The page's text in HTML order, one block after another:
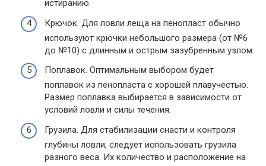
истиранию.
Крючок. Для ловли леща на пенопласт обычно
используют крючки небольшого размера (от №6
до №10) с длинным и острым зазубренным узлом.
Поплавок. Оптимальным выбором будет
поплавок из пенопласта с хорошей плавучестью.
Размер поплавка выбирается в зависимости от
условий ловли и силы течения.
Грузила. Для стабилизации снасти и контроля
глубины ловли, следует использовать грузила
разного веса. Их количество и расположение на